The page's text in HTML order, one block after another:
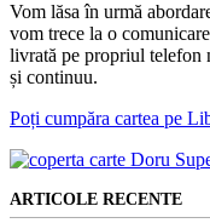
Vom lăsa în urmă
vom trece la o
livrată pe propriul telefon
și continuu.
Poți cumpăra cartea pe
ARTICOLE RECENTE